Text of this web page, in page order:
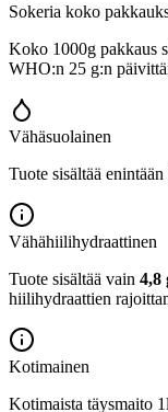
Sokeria koko
Koko 1000g pakkaus
WHO:n 25 g:n
Vähäsuolainen
Tuote sisältää
Vähähiilihydraattinen
Tuote sisältää vain 4,8
hiilihydraattien
Kotimainen
Kotimaista täysmaito